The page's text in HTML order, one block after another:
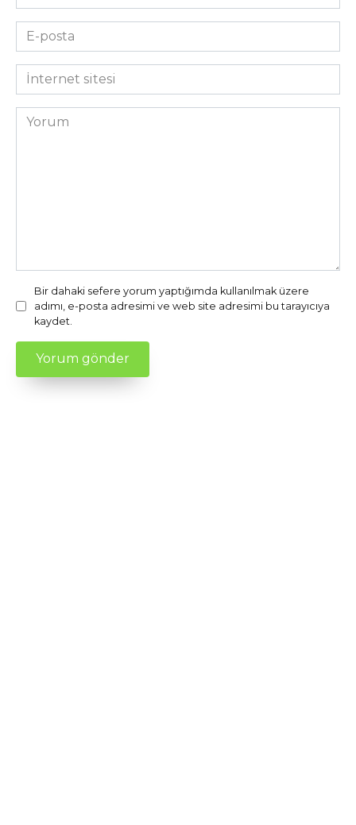
*
E-
posta
*İnternet
sitesi
Yorum
Bir dahaki sefere yorum yaptığımda kullanılmak üzere
adımı, e-posta adresimi ve web site adresimi bu tarayıcıya
kaydet.